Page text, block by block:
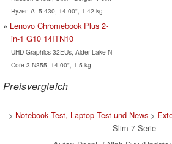
Ryzen AI 5 430, 14.00", 1.42 kg
Lenovo Chromebook Plus 2-
in-1 G10 14ITN10
UHD Graphics 32EUs, Alder Lake-N
Core 3 N355, 14.00", 1.5 kg
Preisvergleich
> Notebook Test, Laptop Test und News >
Slim 7 Serie